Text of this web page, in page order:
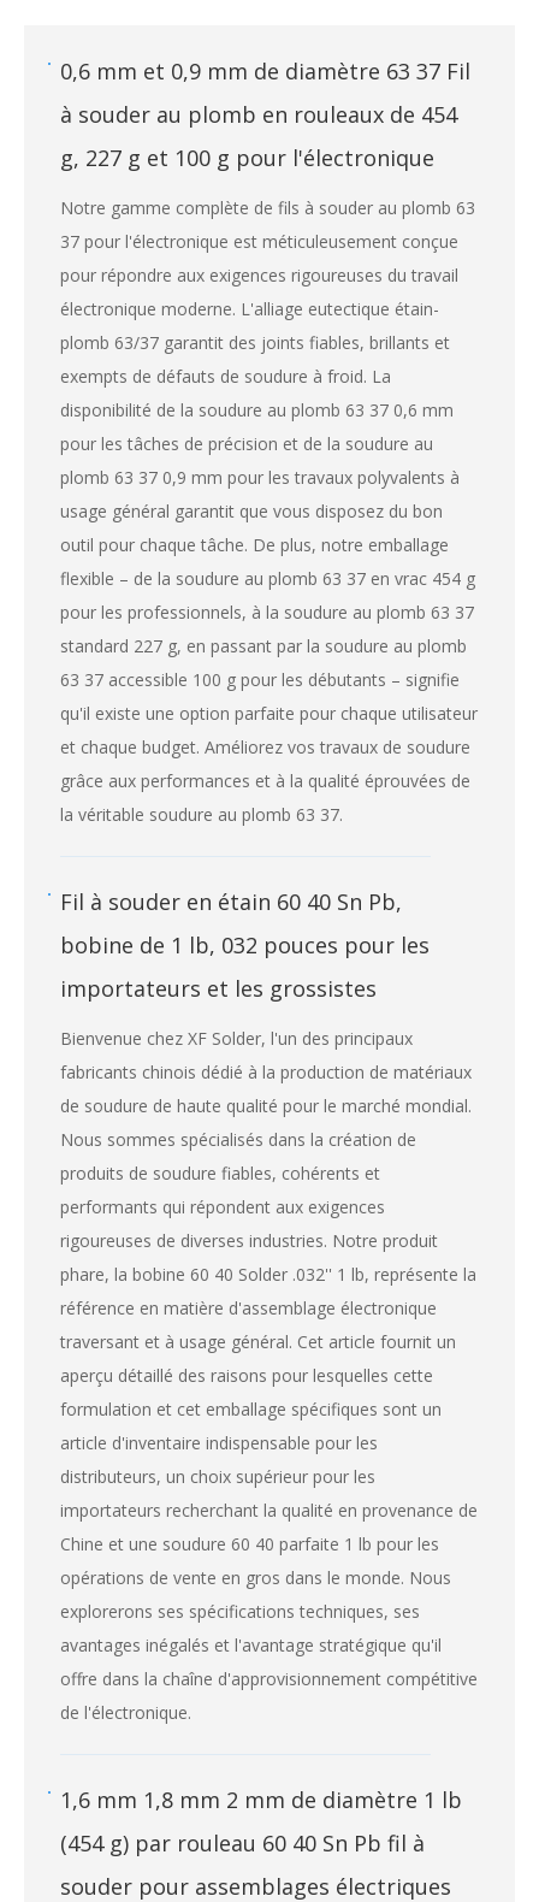
0,6 mm et 0,9 mm de diamètre 63 37 Fil
à souder au plomb en rouleaux de 454
g, 227 g et 100 g pour l'électronique
Notre gamme complète de fils à souder au plomb 63
37 pour l'électronique est méticuleusement conçue
pour répondre aux exigences rigoureuses du travail
électronique moderne. L'alliage eutectique étain-
plomb 63/37 garantit des joints fiables, brillants et
exempts de défauts de soudure à froid. La
disponibilité de la soudure au plomb 63 37 0,6 mm
pour les tâches de précision et de la soudure au
plomb 63 37 0,9 mm pour les travaux polyvalents à
usage général garantit que vous disposez du bon
outil pour chaque tâche. De plus, notre emballage
flexible – de la soudure au plomb 63 37 en vrac 454 g
pour les professionnels, à la soudure au plomb 63 37
standard 227 g, en passant par la soudure au plomb
63 37 accessible 100 g pour les débutants – signifie
qu'il existe une option parfaite pour chaque utilisateur
et chaque budget. Améliorez vos travaux de soudure
grâce aux performances et à la qualité éprouvées de
la véritable soudure au plomb 63 37.
Fil à souder en étain 60 40 Sn Pb,
bobine de 1 lb, 032 pouces pour les
importateurs et les grossistes
Bienvenue chez XF Solder, l'un des principaux
fabricants chinois dédié à la production de matériaux
de soudure de haute qualité pour le marché mondial.
Nous sommes spécialisés dans la création de
produits de soudure fiables, cohérents et
performants qui répondent aux exigences
rigoureuses de diverses industries. Notre produit
phare, la bobine 60 40 Solder .032'' 1 lb, représente la
référence en matière d'assemblage électronique
traversant et à usage général. Cet article fournit un
aperçu détaillé des raisons pour lesquelles cette
formulation et cet emballage spécifiques sont un
article d'inventaire indispensable pour les
distributeurs, un choix supérieur pour les
importateurs recherchant la qualité en provenance de
Chine et une soudure 60 40 parfaite 1 lb pour les
opérations de vente en gros dans le monde. Nous
explorerons ses spécifications techniques, ses
avantages inégalés et l'avantage stratégique qu'il
offre dans la chaîne d'approvisionnement compétitive
de l'électronique.
1,6 mm 1,8 mm 2 mm de diamètre 1 lb
(454 g) par rouleau 60 40 Sn Pb fil à
souder pour assemblages électriques